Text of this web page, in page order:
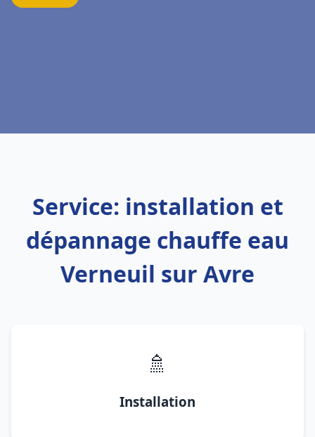
Service: installation et
dépannage chauffe eau
Verneuil sur Avre
🚿
Installation